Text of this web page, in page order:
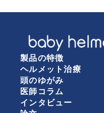
製品の特徴
ヘルメット治療
頭のゆがみ
医師コラム
インタビュー